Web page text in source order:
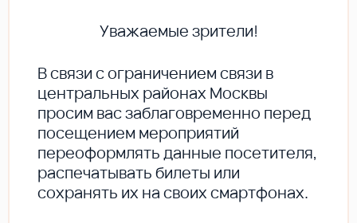
Уважаемые зрители!
В cвязи с ограничением связи в
центральных районах Москвы
просим вас заблаговременно перед
посещением мероприятий
переоформлять данные посетителя,
распечатывать билеты или
сохранять их на своих смартфонах.